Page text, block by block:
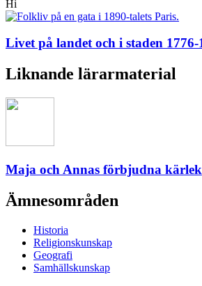
Hi
Livet på landet och i staden 1776-
Liknande lärarmaterial
Maja och Annas förbjudna kärlek
Ämnesområden
Historia
Religionskunskap
Geografi
Samhällskunskap